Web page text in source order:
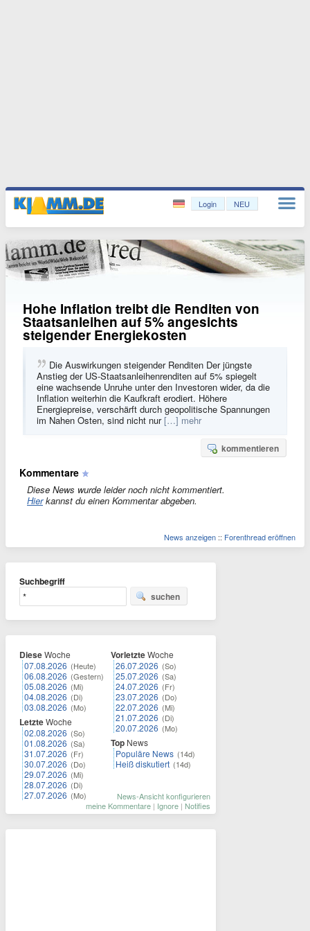
Login NEU
Hohe Inflation treibt die Renditen von
Staatsanleihen auf 5% angesichts
steigender Energiekosten
Die Auswirkungen steigender Renditen Der jüngste
Anstieg der US-Staatsanleihenrenditen auf 5% spiegelt
eine wachsende Unruhe unter den Investoren wider, da die
Inflation weiterhin die Kaufkraft erodiert. Höhere
Energiepreise, verschärft durch geopolitische Spannungen
im Nahen Osten, sind nicht nur […] mehr
kommentieren
Kommentare
Diese News wurde leider noch nicht kommentiert.
Hierkannst du einen Kommentar abgeben.
News anzeigen :: Forenthread eröffnen
Suchbegriff
suchen
DieseWoche
07.08.2026 (Heute)
06.08.2026 (Gestern)
05.08.2026 (Mi)
04.08.2026 (Di)
03.08.2026 (Mo)
LetzteWoche
02.08.2026 (So)
01.08.2026 (Sa)
31.07.2026 (Fr)
30.07.2026 (Do)
29.07.2026 (Mi)
28.07.2026 (Di)
27.07.2026 (Mo)
VorletzteWoche
26.07.2026 (So)
25.07.2026 (Sa)
24.07.2026 (Fr)
23.07.2026 (Do)
22.07.2026 (Mi)
21.07.2026 (Di)
20.07.2026 (Mo)
Top News
Populäre News (14d)
Heiß diskutiert (14d)
News-Ansicht konfigurieren
meine Kommentare | Ignore | Notifies